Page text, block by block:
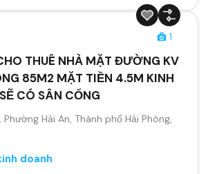
1
THUÊ NHÀ MẶT ĐƯỜNG KV
85M2 MẶT TIỀN 4.5M KINH
CÓ SÂN CỔNG
Hải An, Thành phố Hải Phòng,
doanh